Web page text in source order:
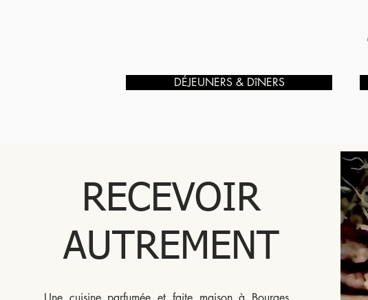
DÉJEUNERS & DîNERS
RECEVOIR
AUTREMENT